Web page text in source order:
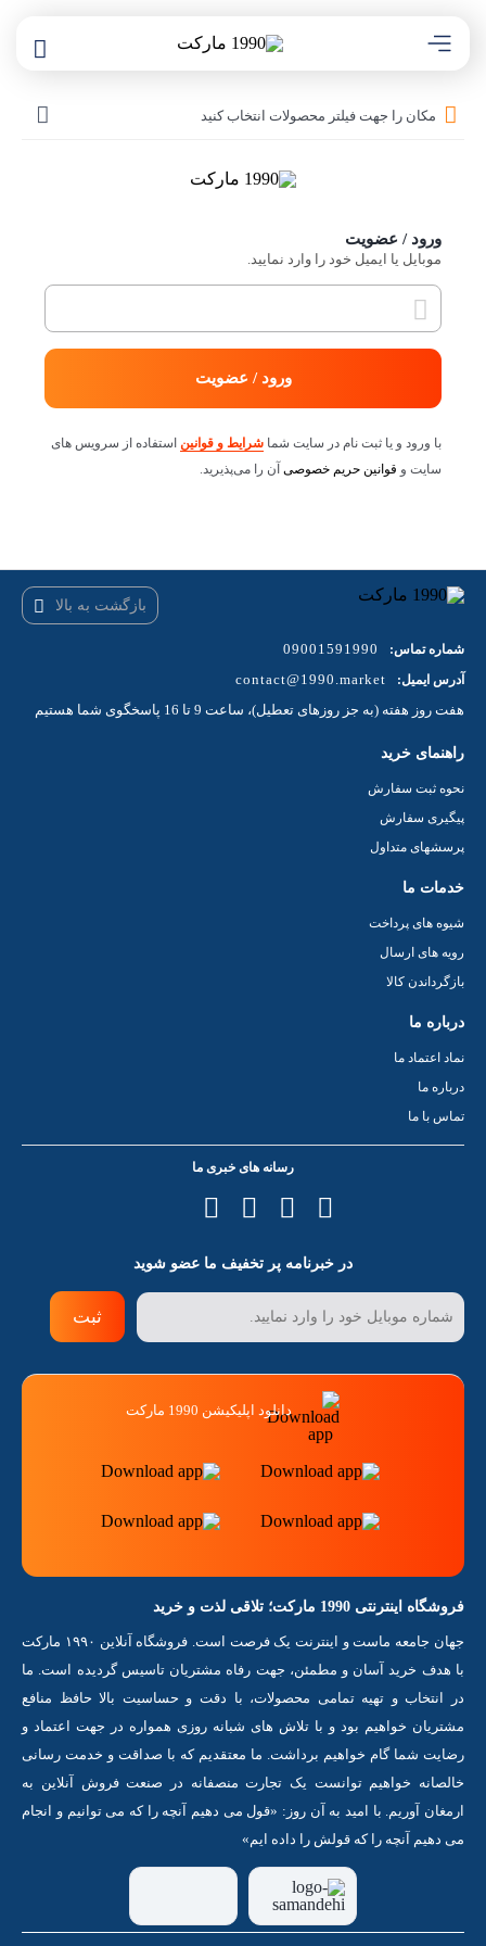
مکان را جهت فیلتر محصولات انتخاب کنید
ورود / عضویت
موبایل یا ایمیل خود را وارد نمایید.
ورود / عضویت
با ورود و یا ثبت نام در سایت شما شرایط و قوانیناستفاده از سرویس های
سایت و قوانین حریم خصوصیآن را می‌پذیرید.
بازگشت به بالا
شماره تماس: 09001591990
آدرس ایمیل:
contact@1990.market
هفت روز هفته (به جز روزهای تعطیل)، ساعت 9 تا 16 پاسخگوی شما هستیم
راهنمای خرید
نحوه ثبت سفارش
پیگیری سفارش
پرسشهای متداول
خدمات ما
شیوه های پرداخت
رویه های ارسال
بازگرداندن کالا
درباره ما
نماد اعتماد ما
درباره ما
تماس با ما
رسانه های خبری ما
در خبرنامه پر تخفیف ما عضو شوید
ثبت
دانلود اپلیکیشن 1990 مارکت
فروشگاه اینترنتی 1990 مارکت؛ تلاقی لذت و خرید
جهان جامعه ماست و اینترنت یک فرصت است. فروشگاه آنلاین ۱۹۹۰ مارکت
با هدف خرید آسان و مطمئن، جهت رفاه مشتریان تاسیس گردیده است. ما
در انتخاب و تهیه تمامی محصولات، با دقت و حساسیت بالا حافظ منافع
مشتریان خواهیم بود و با تلاش های شبانه روزی همواره در جهت اعتماد و
رضایت شما گام خواهیم برداشت. ما معتقدیم که با صداقت و خدمت رسانی
خالصانه خواهیم توانست یک تجارت منصفانه در صنعت فروش آنلاین به
ارمغان آوریم. با امید به آن روز: «قول می دهیم آنچه را که می توانیم و انجام
می دهیم آنچه را که قولش را داده ایم»